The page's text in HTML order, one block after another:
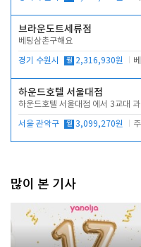
브라운도트세류점
베팅삼촌구해요
경기 수원시 월 2,316,930원
하운드호텔 서울대점
하운드호텔 서울대점 에서 3교대
서울 관악구 월 3,099,270원
많이 본 기사